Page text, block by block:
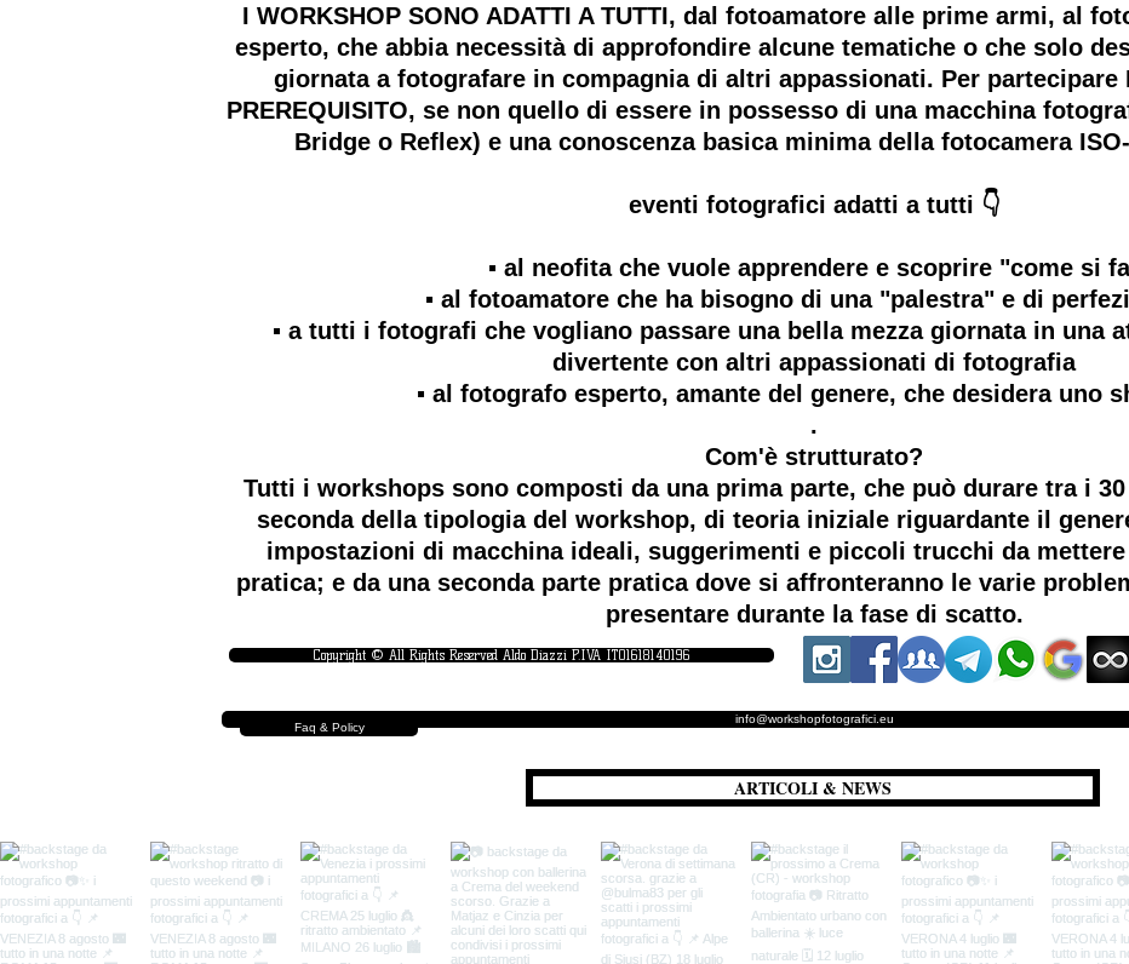
I WORKSHOP SONO ADATTI A TUTTI, dal fotoamatore alle prime armi, al
esperto, che abbia necessità di approfondire alcune tematiche o che solo
giornata a fotografare in compagnia di altri appassionati. Per partecipare
PREREQUISITO, se non quello di essere in possesso di una macchina
Bridge o Reflex) e una conoscenza basica minima della fotocamera
eventi fotografici adatti a tutti 👇
▪️ al neofita che vuole apprendere e scoprire "come si
▪️ al fotoamatore che ha bisogno di una "palestra" e di
▪️ a tutti i fotografi che vogliano passare una bella mezza giornata in una
divertente con altri appassionati di fotografia
▪️ al fotografo esperto, amante del genere, che desidera uno
.
Com'è strutturato?
Tutti i workshops sono composti da una prima parte, che può durare tra i
seconda della tipologia del workshop, di teoria iniziale riguardante il
impostazioni di macchina ideali, suggerimenti e piccoli trucchi da
pratica; e da una seconda parte pratica dove si affronteranno le varie
presentare durante la fase di scatto.
info@workshopfotografici.eu
Faq & Policy
Copyright © All Rights Reserved Aldo Diazzi P.IVA IT01618140196
ARTICOLI & NEWS